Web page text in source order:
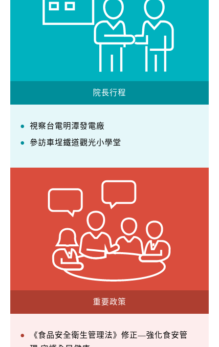
院長行程
視察台電明潭發電廠
參訪車埕鐵道觀光小學堂
重要政策
《食品安全衛生管理法》修正—強化食安管